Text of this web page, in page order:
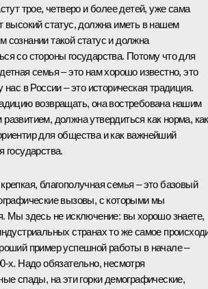
трое, четверо и более детей, уже сама
высокий статус, должна иметь в нашем
сознании такой статус и должна
со стороны государства. Потому что для
семья – это нам хорошо известно, это
нас в России – это историческая традиция.
возвращать, она востребована нашим
должна утвердиться как норма, как
для общества и как важнейший
государства.
благополучная семья – это базовый
вызовы, с которыми мы
Мы здесь не исключение: вы хорошо знаете,
странах то же самое
пример успешной работы в начале –
х. Надо обязательно, несмотря
спады, на эти горки демографические,